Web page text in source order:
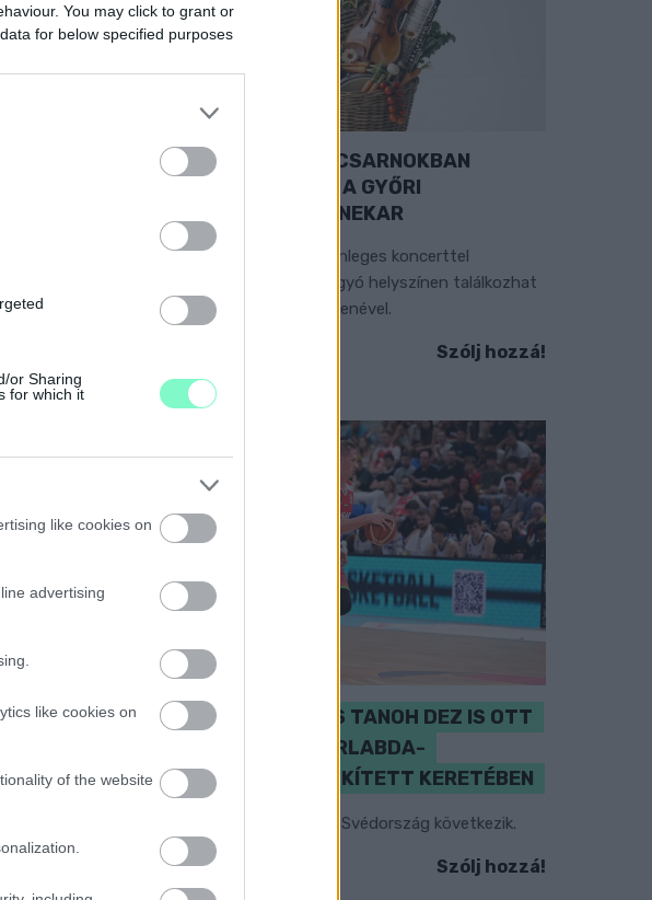
You may click to grant or
for below specified purposes
or Sharing
for which it
like cookies on
advertising
like cookies on
of the website
EXTRA: A VÁSÁRCSARNOKBAN
NYITJA ÚJ ÉVADÁT A GYŐRI
FILHARMONIKUS ZENEKAR
A „Zenélő piac” című különleges koncerttel
szeptember 7-én rendhagyó helyszínen találkozhat
a közönség a klasszikus zenével.
Szólj hozzá!
PERL, VÁRADI ÉS TANOH DEZ IS OTT
VAN A FÉRFI KOSÁRLABDA-
VÁLOGATOTT SZŰKÍTETT KERETÉBEN
Észtország, Szlovénia és Svédország következik.
Szólj hozzá!